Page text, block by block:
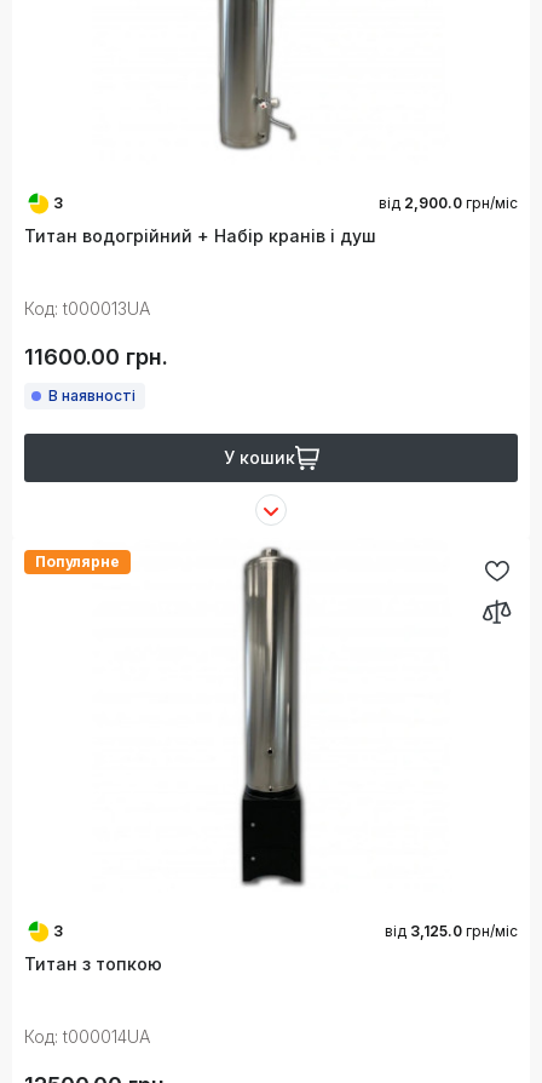
3 від 2,900.0 грн/міс
Титан водогрійний + Набір кранів і душ
Код: t000013UA
11600.00 грн.
В наявності
У кошик
Популярне
3 від 3,125.0 грн/міс
Титан з топкою
Код: t000014UA